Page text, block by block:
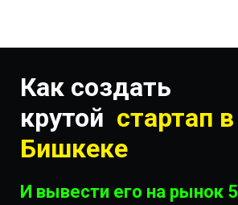
Как cоздать
крутой стартап в
Бишкеке
И вывести его на рынок 5